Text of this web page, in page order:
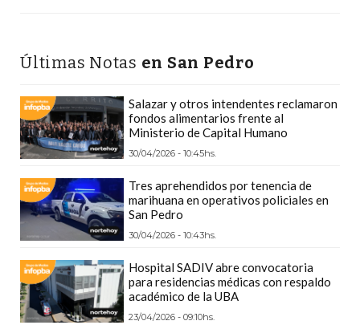
DEFINITIVA
RESTAURANTES
Y
DELIVERIES
UNA
TIENDA
ES
LA
MEJOR
Últimas Notas en San Pedro
Salazar y otros intendentes reclamaron
fondos alimentarios frente al
Ministerio de Capital Humano
30/04/2026 - 10:45hs.
Tres aprehendidos por tenencia de
marihuana en operativos policiales en
San Pedro
30/04/2026 - 10:43hs.
Hospital SADIV abre convocatoria
para residencias médicas con respaldo
académico de la UBA
23/04/2026 - 09:10hs.